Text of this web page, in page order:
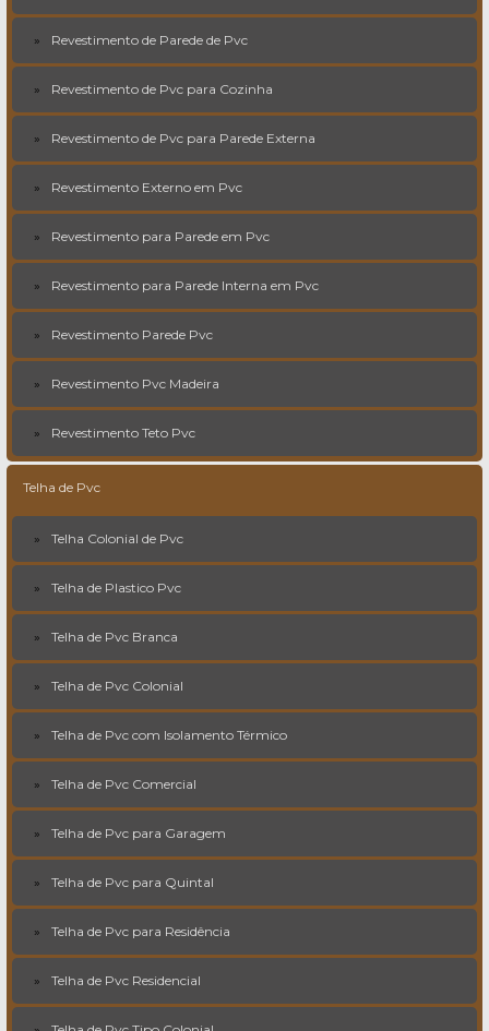
Revestimento de Parede de Pvc
Revestimento de Pvc para Cozinha
Revestimento de Pvc para Parede Externa
Revestimento Externo em Pvc
Revestimento para Parede em Pvc
Revestimento para Parede Interna em Pvc
Revestimento Parede Pvc
Revestimento Pvc Madeira
Revestimento Teto Pvc
Telha de Pvc
Telha Colonial de Pvc
Telha de Plastico Pvc
Telha de Pvc Branca
Telha de Pvc Colonial
Telha de Pvc com Isolamento Térmico
Telha de Pvc Comercial
Telha de Pvc para Garagem
Telha de Pvc para Quintal
Telha de Pvc para Residência
Telha de Pvc Residencial